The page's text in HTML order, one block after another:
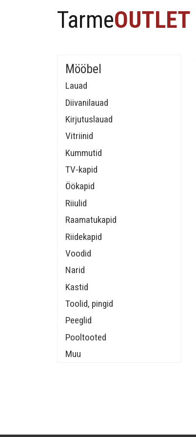
TarmeOUTLET
Mööbel
Lauad
Diivanilauad
Kirjutuslauad
Vitriinid
Kummutid
TV-kapid
Öökapid
Riiulid
Raamatukapid
Riidekapid
Voodid
Narid
Kastid
Toolid, pingid
Peeglid
Pooltooted
Muu